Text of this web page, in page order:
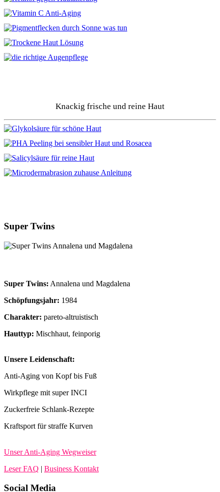
Knackig frische und reine Haut
Super Twins
Super Twins: Annalena und Magdalena
Schöpfungsjahr: 1984
Charakter: pareto-altruistisch
Hauttyp: Mischhaut, feinporig
Unsere Leidenschaft:
Anti-Aging von Kopf bis Fuß
Wirkpflege mit super INCI
Zuckerfreie Schlank-Rezepte
Kraftsport für straffe Kurven
Unser Anti-Aging Wegweiser
Leser FAQ | Business Kontakt
Social Media